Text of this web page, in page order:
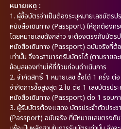
หมายเหตุ :
1. ผู้ซื้อบัตรจำเป็นต้องระบุหมายเลขบัตรป
หนังสือเดินทาง (Passport) ให้ถูกต้องค
โดยหมายเลขดังกล่าว จะต้องตรงกับบัตร
หนังสือเดินทาง (Passport) ฉบับจริงที่ต้อ
เท่านั้น จึงจะสามารถรับบัตรได้ (ตามราย
ข้อมูลของท่านให้ถี่ถ้วนก่อนดำเนินการ
2. จำกัดสิทธิ์ 1 หมายเลข ซื้อได้ 1 ครั้ง ต่
จำกัดการซื้อสูงสุด 2 ใบ ต่อ 1 เลขบัตรปร
หนังสือเดินทาง (Passport) ต่อ 1 รอบก
3. ผู้รับบัตรต้องแสดง บัตรประจำตัวประช
(Passport) ฉบับจริง ที่มีหมายเลขตรงกับ